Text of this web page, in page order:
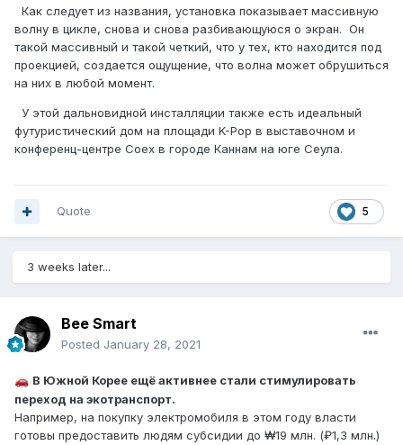
Как следует из названия, установка показывает массивную
волну в цикле, снова и снова разбивающуюся о экран. Он
такой массивный и такой четкий, что у тех, кто находится под
проекцией, создается ощущение, что волна может обрушиться
на них в любой момент.
У этой дальновидной инсталляции также есть идеальный
футуристический дом на площади K-Pop в выставочном и
конференц-центре Coex в городе Каннам на юге Сеула.
5
Quote
3 weeks later...
Bee Smart
Posted January 28, 2021
🚗 В Южной Корее ещё активнее стали стимулировать
переход на экотранспорт.
Например, на покупку электромобиля в этом году власти
готовы предоставить людям субсидии до ₩19 млн. (₽1,3 млн.)